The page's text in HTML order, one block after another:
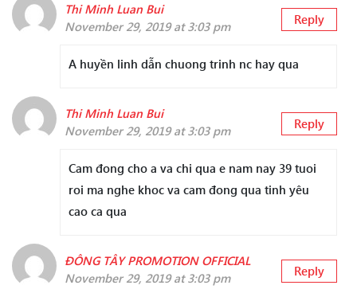
Thi Minh Luan Bui
November 29, 2019 at 3:03 pm
Reply
A huyền linh dẫn chuong trinh nc hay qua
Thi Minh Luan Bui
November 29, 2019 at 3:03 pm
Reply
Cam đong cho a va chi qua e nam nay 39 tuoi
roi ma nghe khoc va cam đong qua tinh yêu
cao ca qua
ĐÔNG TÂY PROMOTION OFFICIAL
November 29, 2019 at 3:03 pm
Reply